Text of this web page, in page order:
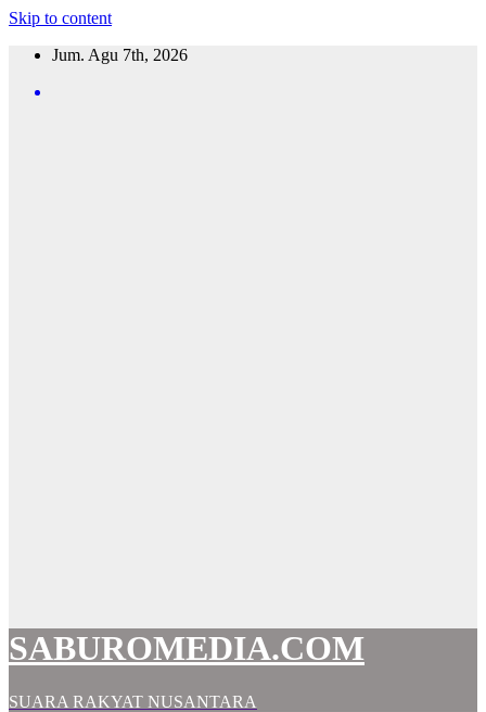
Skip to content
Jum. Agu 7th, 2026
SABUROMEDIA.COM
SUARA RAKYAT NUSANTARA